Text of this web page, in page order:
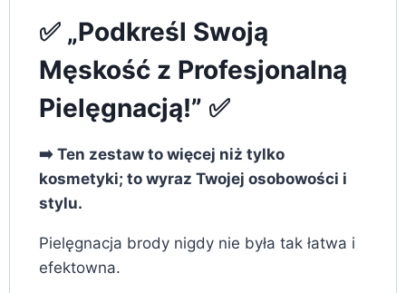
✅ „Podkreśl Swoją
Męskość z Profesjonalną
Pielęgnacją!” ✅
➡️ Ten zestaw to więcej niż tylko
kosmetyki; to wyraz Twojej osobowości i
stylu.
Pielęgnacja brody nigdy nie była tak łatwa i
efektowna.